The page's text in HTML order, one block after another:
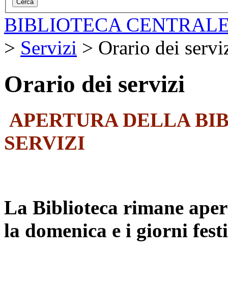
BIBLIOTECA
> Servizi > Orario dei
Orario dei servizi
APERTURA DELLA
SERVIZI
La Biblioteca rimane
la domenica e i giorni